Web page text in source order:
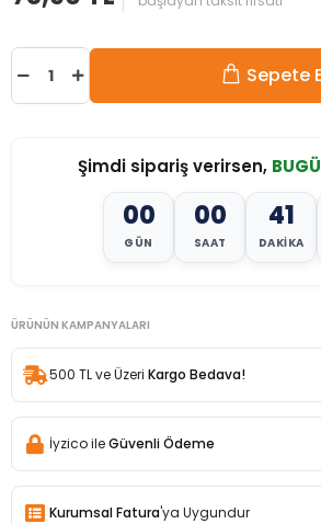
Sepete
Şimdi sipariş verirsen,
00
GÜN
00
SAAT
40
DAKIKA
ÜRÜNÜN KAMPANYALARI
500 TL ve Üzeri Kargo Bedava!
İyzico ileGüvenli Ödeme
Kurumsal Fatura'ya Uygundur